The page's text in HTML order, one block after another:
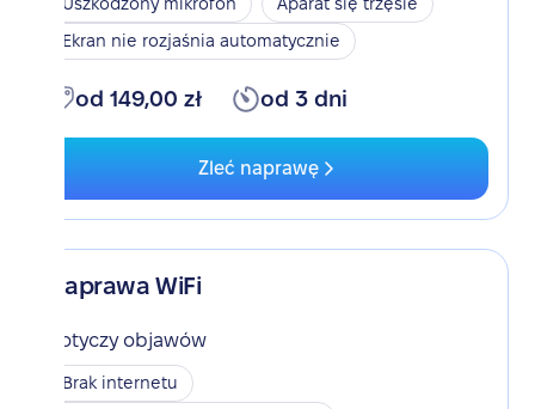
Ekran nie rozjaśnia automatycznie
od 149,00 zł od 3 dni
Zleć naprawę
Naprawa WiFi
Dotyczy objawów
Brak internetu